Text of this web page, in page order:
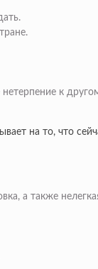
к
на то, что
а также